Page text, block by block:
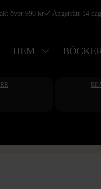
över 990 kr Ångerrätt 14
HEM